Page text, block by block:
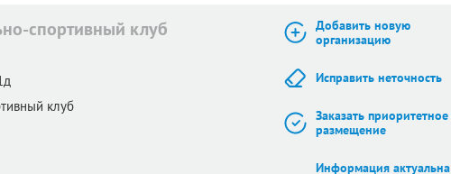
спортивный клуб
клуб
Добавить новую
организацию
Исправить неточность
Заказать приоритетное
размещение
Информация актуальна